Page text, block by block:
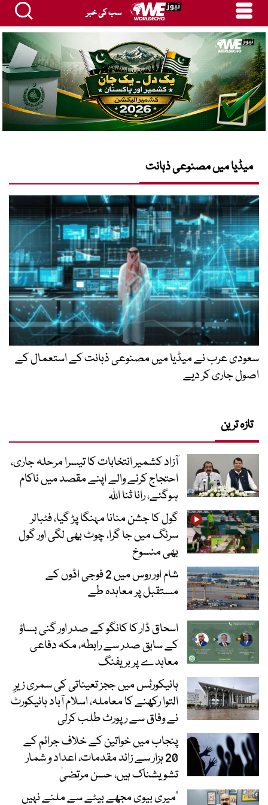
سب کی خبر
میڈیا میں مصنوعی ذہانت
سعودی عرب نے میڈیا میں مصنوعی ذہانت کے استعمال کے
اصول جاری کر دیے
تازہ ترین
آزاد کشمیر انتخابات کا تیسرا مرحلہ جاری،
احتجاج کرنے والے اپنے مقصد میں ناکام
ہوگئے، رانا ثنا اللہ
گول کا جشن منانا مہنگا پڑ گیا، فٹبالر
سرنگ میں جا گرا، چوٹ بھی لگی اور گول
بھی منسوخ
شام اور روس میں 2 فوجی اڈوں کے
مستقبل پر معاہدہ طے
اسحاق ڈار کا کانگو کے صدر اور گنی بساؤ
کے سابق صدر سے رابطہ، مکہ دفاعی
معاہدے پر بریفنگ
ہائیکورٹس میں ججز تعیناتی کی سمری زیرِ
التوا رکھنے کا معاملہ، اسلام آباد ہائیکورٹ
نے وفاق سے رپورٹ طلب کرلی
پنجاب میں خواتین کے خلاف جرائم کے
20 ہزار سے زائد مقدمات، اعداد و شمار
تشویشناک ہیں، حسن مرتضیٰ
’میری بیوی مجھے بیٹے سے ملنے نہیں